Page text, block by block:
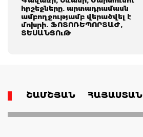
հրշեջները. արտադրամասն
ամբողջությամբ վերածվել է
մոխրի. ՖՈՏՈՌԵՊՈՐՏԱԺ,
ՏԵՍԱՆՅՈւԹ
ՇԱՄՇՅԱՆ ՀԱՅԱՍՏԱՆ